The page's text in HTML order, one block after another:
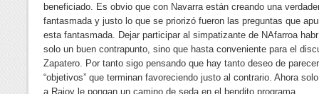
beneficiado. Es obvio que con Navarra están creando una
fantasmada y justo lo que se priorizó fueron las preguntas que
esta fantasmada. Dejar participar al simpatizante de NAfarroa
solo un buen contrapunto, sino que hasta conveniente para el
Zapatero. Por tanto sigo pensando que hay tanto deseo de parecer
“objetivos” que terminan favoreciendo justo al contrario. Ahora
a Rajoy le pongan un camino de seda en el bendito programa.